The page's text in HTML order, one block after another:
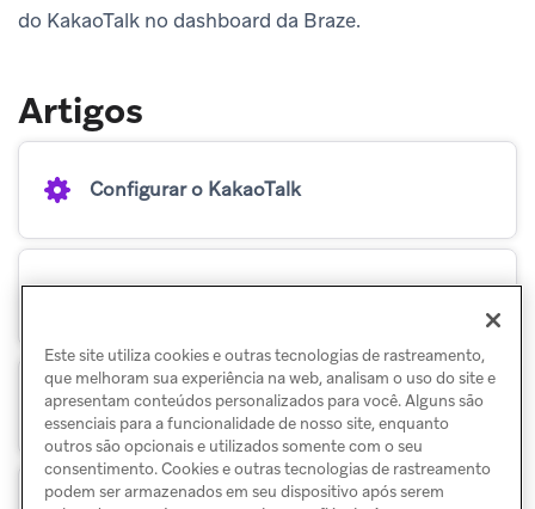
do KakaoTalk no dashboard da Braze.
Artigos
Configurar o KakaoTalk
Rastreamento de cliques do KakaoTalk
Este site utiliza cookies e outras tecnologias de rastreamento,
que melhoram sua experiência na web, analisam o uso do site e
apresentam conteúdos personalizados para você. Alguns são
essenciais para a funcionalidade de nosso site, enquanto
outros são opcionais e utilizados somente com o seu
consentimento. Cookies e outras tecnologias de rastreamento
podem ser armazenados em seu dispositivo após serem